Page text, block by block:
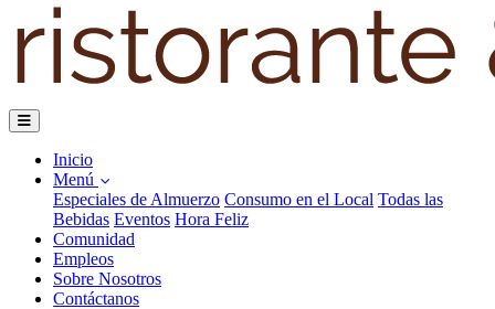
Inicio
Menú
Especiales de Almuerzo Consumo en el Local Todas las
Bebidas Eventos Hora Feliz
Comunidad
Empleos
Sobre Nosotros
Contáctanos